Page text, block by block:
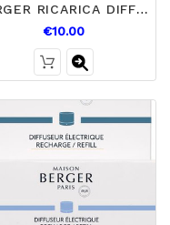
BERGER RICARICA DIFFUSORE ELETTRICO VANIGLIA SPLENDIDA
€10.00